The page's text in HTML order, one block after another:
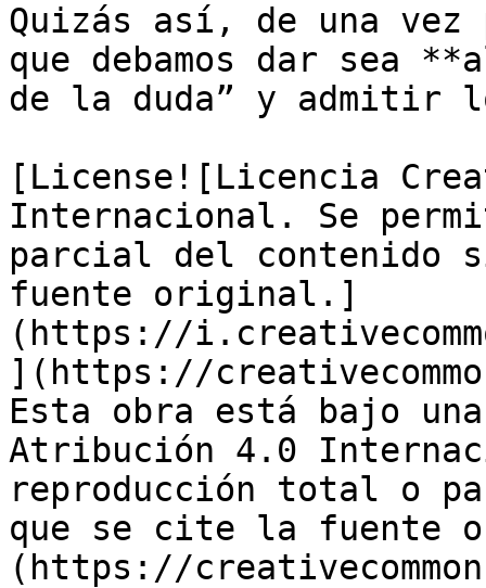
Quizás así, de una
que debamos dar sea
de la duda” y admitir
[License![Licencia
Internacional. Se
parcial del contenido
fuente original.]
(https://
](https://
Esta obra está bajo
Atribución 4.0
reproducción total o
que se cite la fuente
(https://